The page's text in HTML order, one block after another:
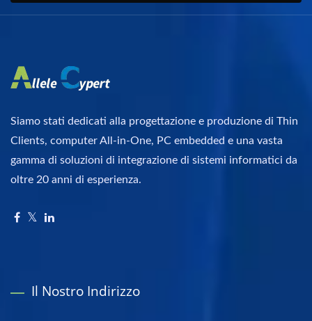
Siamo stati dedicati alla progettazione e produzione di Thin
Clients, computer All-in-One, PC embedded e una vasta
gamma di soluzioni di integrazione di sistemi informatici da
oltre 20 anni di esperienza.
Il Nostro Indirizzo